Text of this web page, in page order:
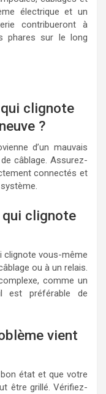
électrique et un
contribueront à
phares sur le long
qui clignote
?
d’un mauvais
câblage. Assurez-
connectés et
qui clignote
clignote vous-même
ou à un relais.
comme un
est préférable de
vient
état et que votre
être grillé. Vérifiez-